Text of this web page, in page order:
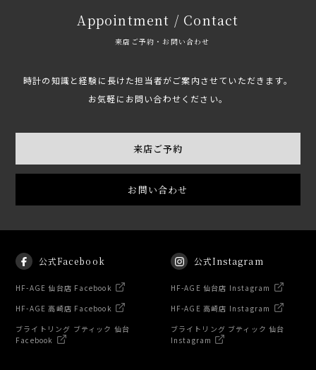
Appointment / Contact
来店ご予約・お問い合わせ
時計の知識と経験に長けた担当者がご案内させていただきます。
お気軽にお問い合わせください。
来店ご予約
お問い合わせ
公式Facebook
HF-AGE 仙台店 Facebook
HF-AGE 高崎店 Facebook
ブライトリング ブティック 仙台
Facebook
公式Instagram
HF-AGE 仙台店 Instagram
HF-AGE 高崎店 Instagram
ブライトリング ブティック 仙台
Instagram